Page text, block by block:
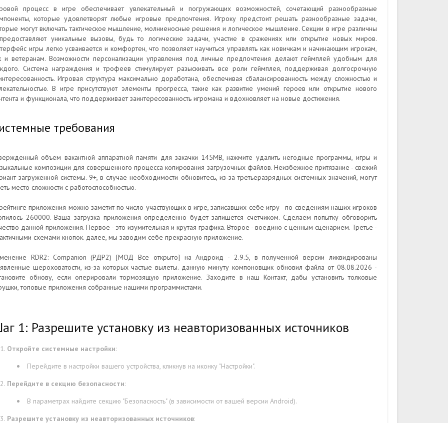
процесс в игре обеспечивает увлекательный и погружающих возможностей, сочетающий разнообразные
которые удовлетворят любые игровые предпочтения. Игроку предстоит решать разнообразные задачи,
могут включать тактическое мышление, молниеносные решения и логическое мышление. Секции в игре различны
уникальные вызовы, будь то логические задачи, участие в сражениях или открытие новых миров.
игры легко усваивается и комфортен, что позволяет научиться управлять как новичкам и начинающим игрокам,
и ветеранам. Возможности персонализации управления под личные предпочтения делают геймплей удобным для
Система награждения и трофеев стимулирует разыскивать все роли геймплея, поддерживая долгосрочную
Игровая структура максимально доработана, обеспечивая сбалансированность между сложностью и
В игре присутствуют элементы прогресса, такие как развитие умений героев или открытие нового
и функционала, что поддерживает заинтересованность игромана и вдохновляет на новые достижения.
требования
объем вакантной аппаратной памяти для закачки 145MB, нажмите удалить негодные программы, игры и
композиции для совершенного процесса копирования загрузочных файлов. Неизбежное притязание - свежий
загруженной системы. 9+, в случае необходимости обновитесь, из-за третьеразрядных системных значений, могут
место сложности с работоспособностью.
приложения можно заметит по число участвующих в игре, записавших себе игру - по сведениям наших игроков
260000. Ваша загрузка приложения определенно будет запишется счетчиком. Сделаем попытку обговорить
данной приложения. Первое - это изумительная и крутая графика. Второе - воедино с ценным сценарием. Третье -
схемами кнопок. далее, мы заводим себе прекрасную приложение.
RDR2: Companion (РДР2) [МОД Все открыто] на Андроид - 2.9.5, в полученной версии ликвидированы
шероховатости, из-за которых частые вылеты. данную минуту компоновщик обновил файла от 08.08.2026 -
обнову, если оперировали тормозящую приложение. Заходите в наш Контакт, дабы установить толковые
топовые приложения собранные нашими программистами.
1: Разрешите установку из неавторизованных источников
Откройте системные настройки:
Перейдите в настройки вашего устройства, кликнув на иконку "Настройки".
Перейдите в секцию безопасности:
В параметрах найдите секцию "Безопасность" (в зависимости от вашей версии Android).
Разрешите установку из неавторизованных источников: